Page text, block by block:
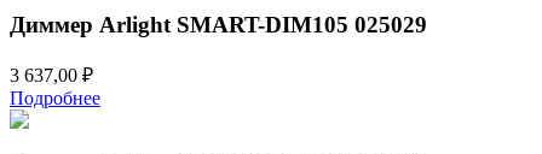
321,00 ₽.
Диммер Arlight SMART-DIM105 025029
3 637,00 ₽
Подробнее